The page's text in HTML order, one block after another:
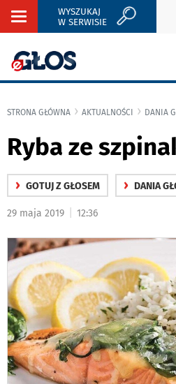
Rozwiń
WYSZUKAJ
W SERWISIE
STRONA GŁÓWNA AKTUALNOŚCI DANIA
Ryba ze
› GOTUJ Z GŁOSEM › DANIA
29 maja 2019 12:36